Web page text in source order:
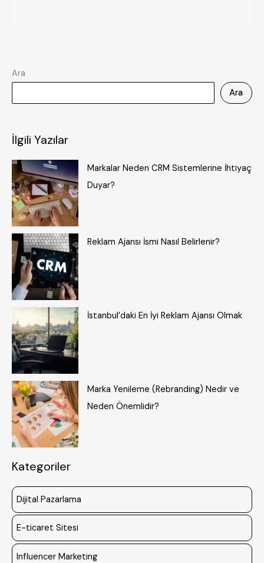
Ara
Ara
İlgili Yazılar
Markalar Neden CRM Sistemlerine İhtiyaç
Duyar?
Reklam Ajansı İsmi Nasıl Belirlenir?
İstanbul’daki En İyi Reklam Ajansı Olmak
Marka Yenileme (Rebranding) Nedir ve
Neden Önemlidir?
Kategoriler
Dijital Pazarlama
E-ticaret Sitesi
Influencer Marketing